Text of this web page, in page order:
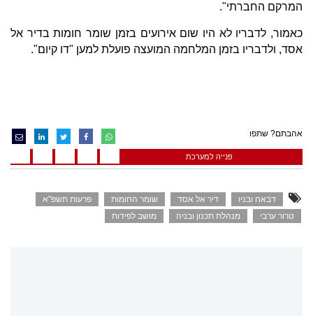
המרקם החברתי".
כאמור, לדבריו לא היו שום אירועים בזמן שומר חומות בדיר אל
אסד, ולדבריו בזמן המלחמה המועצה פועלת למען "דו קיום".
אהבתם? שתפו
פנייה למערכת
דבאח ובניו דיר אל אסד שומר החומות
פרעות תשפ"א
טרור ערבי
מנהלת תכנון ובניה מושב לפידות